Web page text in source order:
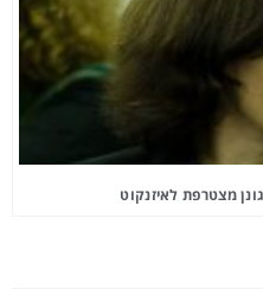
מצטרפת לאיזנקוט